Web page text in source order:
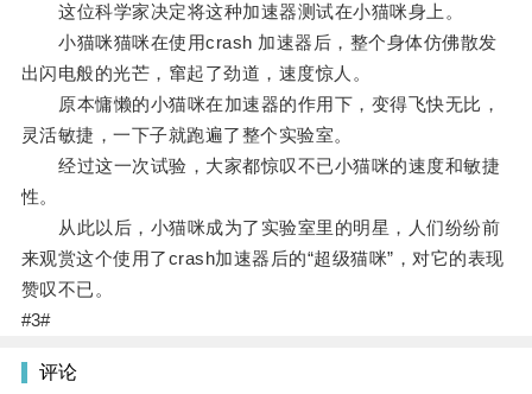
这位科学家决定将这种加速器测试在小猫咪身上。
小猫咪猫咪在使用crash 加速器后，整个身体仿佛散发
出闪电般的光芒，窜起了劲道，速度惊人。
原本慵懒的小猫咪在加速器的作用下，变得飞快无比，
灵活敏捷，一下子就跑遍了整个实验室。
经过这一次试验，大家都惊叹不已小猫咪的速度和敏捷
性。
从此以后，小猫咪成为了实验室里的明星，人们纷纷前
来观赏这个使用了crash加速器后的“超级猫咪”，对它的表现
赞叹不已。
#3#
评论